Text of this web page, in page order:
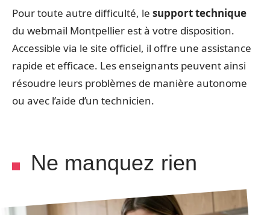
Pour toute autre difficulté, le support technique
du webmail Montpellier est à votre disposition.
Accessible via le site officiel, il offre une assistance
rapide et efficace. Les enseignants peuvent ainsi
résoudre leurs problèmes de manière autonome
ou avec l’aide d’un technicien.
Ne manquez rien